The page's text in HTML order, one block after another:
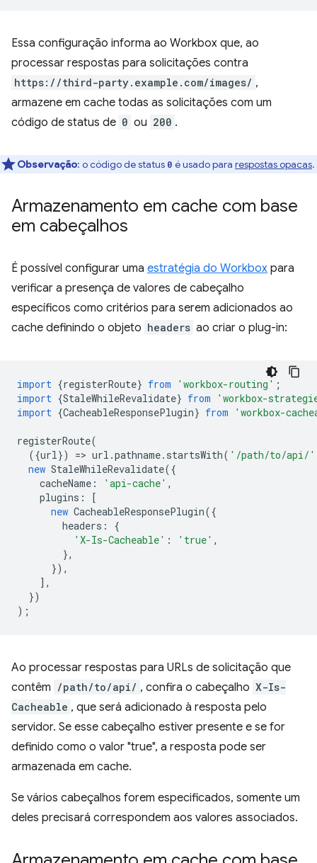
Essa configuração informa ao Workbox que, ao
processar respostas para solicitações contra
https://third-party.example.com/images/ ,
armazene em cache todas as solicitações com um
código de status de 0 ou 200 .
Observação: o código de status 0 é usado para respostas opacas.
Armazenamento em cache com base
em cabeçalhos
É possível configurar uma estratégia do Workbox para
verificar a presença de valores de cabeçalho
específicos como critérios para serem adicionados ao
cache definindo o objeto headers ao criar o plug-in:
import {registerRoute} from 'workbox-routing' ;
import {StaleWhileRevalidate} from
'workbox-
import {CacheableResponsePlugin} from 'workbox-
registerRoute(
({url}) => url .pathname. startsWith( '/path/to/api/'
new StaleWhileRevalidate({
cacheName : 'api-cache' ,
plugins :
[
new CacheableResponsePlugin({
headers :
{
'X-Is-Cacheable' : 'true' ,
},
}),
],
})
);
Ao processar respostas para URLs de solicitação que
contêm /path/to/api/ , confira o cabeçalho X-Is-
Cacheable , que será adicionado à resposta pelo
servidor. Se esse cabeçalho estiver presente e se for
definido como o valor "true", a resposta pode ser
armazenada em cache.
Se vários cabeçalhos forem especificados, somente um
deles precisará correspondem aos valores associados.